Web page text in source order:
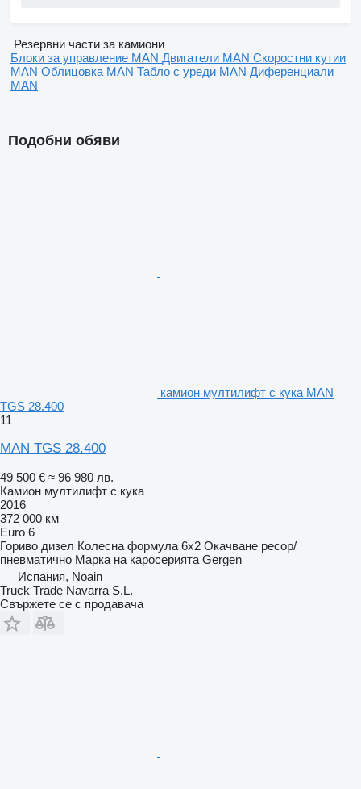
Резервни части за камиони
Блоки за управление MAN Двигатели MAN Скоростни кутии
MAN Облицовка MAN Табло с уреди MAN Диференциали
MAN
Подобни обяви
камион мултилифт с кука MAN
TGS 28.400
11
MAN TGS 28.400
49 500 € ≈ 96 980 лв.
Камион мултилифт с кука
2016
372 000 км
Euro 6
Гориво дизел Колесна формула 6x2 Окачване ресор/
пневматично Марка на каросерията Gergen
Испания, Noain
Truck Trade Navarra S.L.
Свържете се с продавача